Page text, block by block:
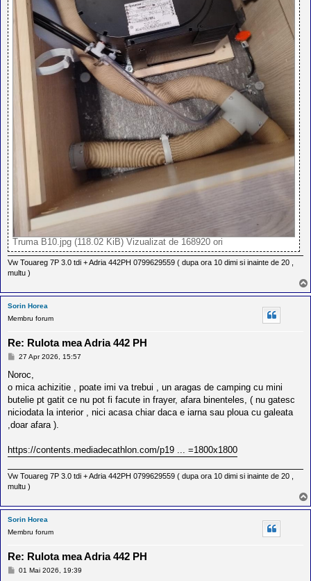
Truma B10.jpg (118.02 KiB) Vizualizat de 168920 ori
Vw Touareg 7P 3.0 tdi + Adria 442PH 0799629559 ( dupa ora 10 dimi si inainte de 20 ,
multu )
Sorin Horea
Membru forum
Re: Rulota mea Adria 442 PH
M
s
j
27 Apr 2026, 15:57
Noroc,
o mica achizitie , poate imi va trebui , un aragas de camping cu mini
butelie pt gatit ce nu pot fi facute in frayer, afara binenteles, ( nu gatesc
niciodata la interior , nici acasa chiar daca e iarna sau ploua cu galeata
,doar afara ).
https://contents.mediadecathlon.com/p19 ... =1800x1800
Vw Touareg 7P 3.0 tdi + Adria 442PH 0799629559 ( dupa ora 10 dimi si inainte de 20 ,
multu )
Sorin Horea
Membru forum
Re: Rulota mea Adria 442 PH
M01 Mai 2026, 19:39